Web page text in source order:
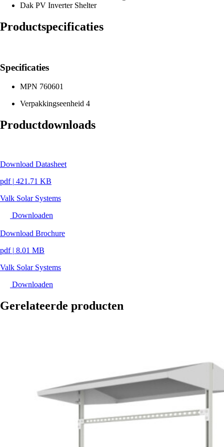
Dak PV Inverter Shelter
Productspecificaties
Specificaties
MPN 760601
Verpakkingseenheid 4
Productdownloads
Download Datasheet
pdf | 421.71 KB
Valk Solar Systems
Downloaden
Download Brochure
pdf | 8.01 MB
Valk Solar Systems
Downloaden
Gerelateerde producten